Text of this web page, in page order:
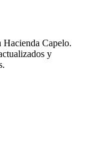
Hacienda Capelo.
y